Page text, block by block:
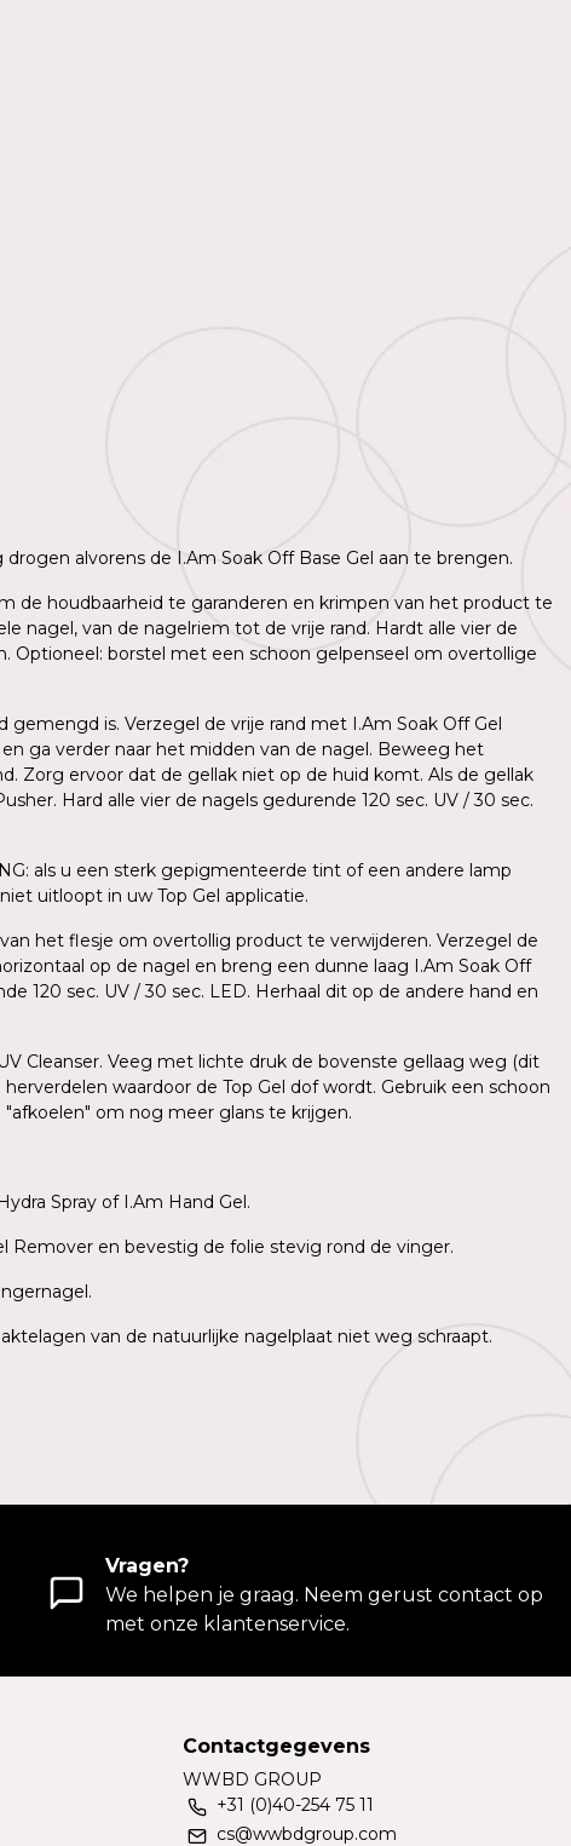
alvorens de I.Am Soak Off Base Gel aan te brengen.
de houdbaarheid te garanderen en krimpen van het product te
nagel, van de nagelriem tot de vrije rand. Hardt alle vier de
Optioneel: borstel met een schoon gelpenseel om overtollige
is. Verzegel de vrije rand met I.Am Soak Off Gel
ga verder naar het midden van de nagel. Beweeg het
Zorg ervoor dat de gellak niet op de huid komt. Als de gellak
Hard alle vier de nagels gedurende 120 sec. UV / 30 sec.
als u een sterk gepigmenteerde tint of een andere lamp
uitloopt in uw Top Gel applicatie.
het flesje om overtollig product te verwijderen. Verzegel de
op de nagel en breng een dunne laag I.Am Soak Off
120 sec. UV / 30 sec. LED. Herhaal dit op de andere hand en
Cleanser. Veeg met lichte druk de bovenste gellaag weg (dit
waardoor de Top Gel dof wordt. Gebruik een schoon
om nog meer glans te krijgen.
Spray of I.Am Hand Gel.
Remover en bevestig de folie stevig rond de vinger.
van de natuurlijke nagelplaat niet weg schraapt.
Vragen?
We helpen je graag. Neem gerust contact op
met onze klantenservice.
Contactgegevens
WWBD GROUP
+31 (0)40-254 75 11
cs@wwbdgroup.com